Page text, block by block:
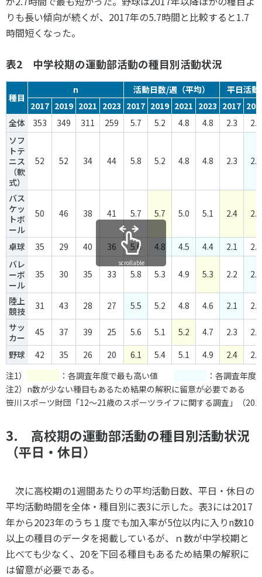
りも長い傾向が続くが、 2017年の5.7時間と比較すると1.7
時間短くなった。
表2 中学校期の運動部活動の種目別活動状況
種目
n 活動日数/週（平均）
平日活
2017 2019 2021 2023 2017 2019 2021 2023 2017
全体
353 349 311 259 5.7 5.2 4.8 4.8 2.3
2.2
ソフ
トテ
ニス
（軟
式）
52 52 34 44 5.8 5.2 4.8 4.8 2.3 2.1
バス
ケッ
トボ
ール
50 46 38 41 5.7 5.7 5.0 5.1 2.4 2.5
卓球 35 29 40 36 5.6 4.8 4.5 4.4 2.1
2.2
バレ
ーボ
ール
35 30 35 33 5.8 5.3 4.9 5.3 2.2 2.1
陸上
競技
31 43 28 27 5.5 5.2 4.8 4.6 2.1
2.2
サッ
カー
45 37 39 25 5.6 5.1 5.2 4.7 2.3
2.2
野球
42 35 26 20 6.1 5.4 5.1 4.9 2.4
2.3
注1）
：各調査年度で最も高い値
：各調査年度
注2）n数が少ない種目もあるため結果の解釈に留意が必要である
笹川スポーツ財団「12～21歳のスポーツライフに関する調査」（
scrollable
3. 高校期の運動部活動の種目別活動状況
（平日・休日）
次に高校期の1週間あたりの平均活動日数、平日・休日の
平均活動時間を全体・種目別に表3に示した。表3には2017
年から2023年のうち１度でも加入率が5位以内に入りn数10
以上の種目のデータを掲載しているが、ｎ数が中学校期と
比べても少なく、 20を下回る種目もあるため結果の解釈に
は留意が必要である。